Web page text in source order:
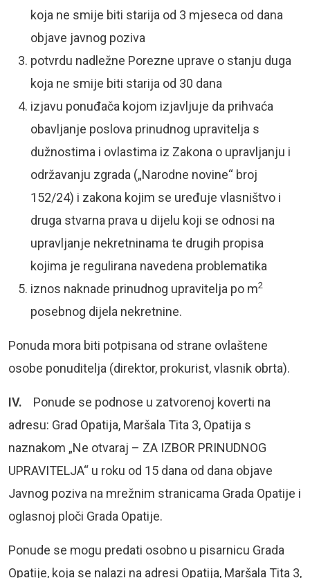
koja ne smije biti starija od 3 mjeseca od dana
objave javnog poziva
potvrdu nadležne Porezne uprave o stanju duga
koja ne smije biti starija od 30 dana
izjavu ponuđača kojom izjavljuje da prihvaća
obavljanje poslova prinudnog upravitelja s
dužnostima i ovlastima iz Zakona o upravljanju i
održavanju zgrada („Narodne novine“ broj
152/24) i zakona kojim se uređuje vlasništvo i
druga stvarna prava u dijelu koji se odnosi na
upravljanje nekretninama te drugih propisa
kojima je regulirana navedena problematika
iznos naknade prinudnog upravitelja po m2
posebnog dijela nekretnine.
Ponuda mora biti potpisana od strane ovlaštene
osobe ponuditelja (direktor, prokurist, vlasnik obrta).
IV.
Ponude se podnose u zatvorenoj koverti na
adresu: Grad Opatija, Maršala Tita 3, Opatija s
naznakom „Ne otvaraj – ZA IZBOR PRINUDNOG
UPRAVITELJA“ u roku od 15 dana od dana objave
Javnog poziva na mrežnim stranicama Grada Opatije i
oglasnoj ploči Grada Opatije.
Ponude se mogu predati osobno u pisarnicu Grada
Opatije, koja se nalazi na adresi Opatija, Maršala Tita 3,